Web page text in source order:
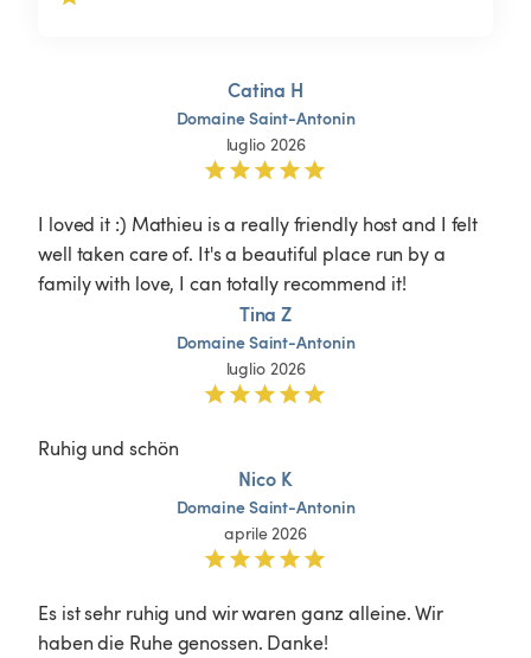
Catina H
DomaineSaint-Antonin
luglio 2026
I loved it :) Mathieu is a really friendly host and I felt
well taken care of. It's a beautiful place run by a
family with love, I can totally recommend it!
Tina Z
DomaineSaint-Antonin
luglio 2026
Ruhig und schön
Nico K
DomaineSaint-Antonin
aprile 2026
Es ist sehr ruhig und wir waren ganz alleine. Wir
haben die Ruhe genossen. Danke!